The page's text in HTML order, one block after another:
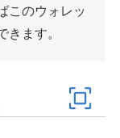
このウォレッ
ます。